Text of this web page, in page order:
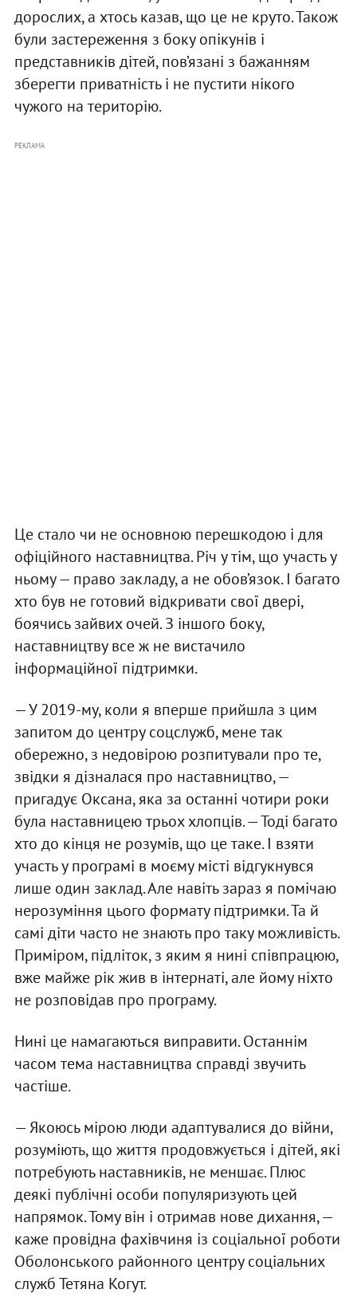
дорослих, а хтось казав, що це не круто. Також
були застереження з боку опікунів і
представників дітей, пов’язані з бажанням
зберегти приватність і не пустити нікого
чужого на територію.
РЕКЛАМА
Це стало чи не основною перешкодою і для
офіційного наставництва. Річ у тім, що участь у
ньому — право закладу, а не обов’язок. І багато
хто був не готовий відкривати свої двері,
боячись зайвих очей. З іншого боку,
наставництву все ж не вистачило
інформаційної підтримки.
— У 2019-му, коли я вперше прийшла з цим
запитом до центру соцслужб, мене так
обережно, з недовірою розпитували про те,
звідки я дізналася про наставництво, —
пригадує Оксана, яка за останні чотири роки
була наставницею трьох хлопців. — Тоді багато
хто до кінця не розумів, що це таке. І взяти
участь у програмі в моєму місті відгукнувся
лише один заклад. Але навіть зараз я помічаю
нерозуміння цього формату підтримки. Та й
самі діти часто не знають про таку можливість.
Приміром, підліток, з яким я нині співпрацюю,
вже майже рік жив в інтернаті, але йому ніхто
не розповідав про програму.
Нині це намагаються виправити. Останнім
часом тема наставництва справді звучить
частіше.
— Якоюсь мірою люди адаптувалися до війни,
розуміють, що життя продовжується і дітей, які
потребують наставників, не меншає. Плюс
деякі публічні особи популяризують цей
напрямок. Тому він і отримав нове дихання, —
каже провідна фахівчиня із соціальної роботи
Оболонського районного центру соціальних
служб Тетяна Когут.